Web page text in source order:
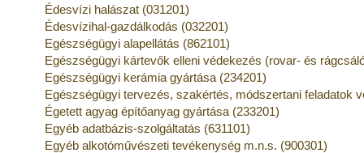
Édesvízi halászat (031201)
Édesvízihal-gazdálkodás (032201)
Egészségügyi alapellátás (862101)
Egészségügyi kártevők elleni védekezés (rovar- és
Egészségügyi kerámia gyártása (234201)
Egészségügyi tervezés, szakértés, módszertani feladatok
Égetett agyag építőanyag gyártása (233201)
Egyéb adatbázis-szolgáltatás (631101)
Egyéb alkotóművészeti tevékenység m.n.s. (900301)